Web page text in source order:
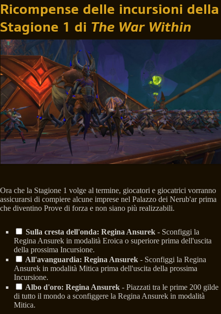
Ricompense delle incursioni della
Stagione 1 di The War Within
Ora che la Stagione 1 volge al termine, giocatori e giocatrici vorranno
assicurarsi di compiere alcune imprese nel Palazzo dei Nerub'ar prima
che diventino Prove di forza e non siano più realizzabili.
Sulla cresta dell'onda: Regina Ansurek - Sconfiggi la
Regina Ansurek in modalità Eroica o superiore prima dell'uscita
della prossima Incursione.
All'avanguardia: Regina Ansurek - Sconfiggi la Regina
Ansurek in modalità Mitica prima dell'uscita della prossima
Incursione.
Albo d'oro: Regina Ansurek - Piazzati tra le prime 200 gilde
di tutto il mondo a sconfiggere la Regina Ansurek in modalità
Mitica.